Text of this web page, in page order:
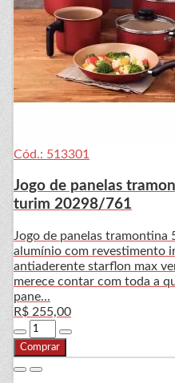
Cód.: 513301
Jogo de panelas
turim 20298/761
Jogo de panelas tramontina
alumínio com revestimento
antiaderente starflon max
merece contar com toda a
pane...
R$ 255,00
Comprar